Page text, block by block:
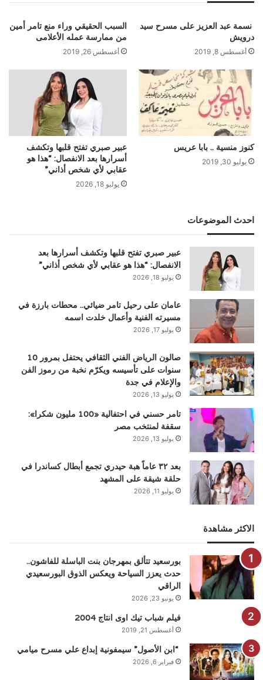
نسمة عبد العزيز على مسرح سيد
درويش
أغسطس 8, 2019
السبب الحقيقي وراء منع تامر أمين
من ممارسة عمله الأعلامى
أغسطس 26, 2019
كنوز منسية .. بابا عريس
يوليو 30, 2019
عبير صبري تفتح قلبها وتكشف
أسرارها بعد الانفصال: “هذا هو
عقابي لأي شخص أذاني”
يوليو 18, 2026
احدث الموضوعات
عبير صبري تفتح قلبها وتكشف أسرارها بعد
الانفصال: “هذا هو عقابي لأي شخص أذاني”
يوليو 18, 2026
عامان على رحيل تامر ضيائي.. محطات بارزة في
مسيرته الفنية وأعمال خلدت اسمه
يوليو 17, 2026
صالون الرياض الفني الثقافي يحتفل بمرور 10
سنوات على تأسيسه ويكرّم نخبة من رموز الفن
والإعلام في جدة
يوليو 13, 2026
تامر حسني في احتفالية «100 مليون شكرا»:
سقفة لمنتخب مصر
يوليو 13, 2026
بعد ٣٢ عاماً هبة حيدري تجمع أبطال كساندرا في
حلقة شيقة على المشهد
يوليو 11, 2026
الاكثر مشاهدة
بورسعيد تتألق بمهرجان بنت الباسلة للفاشون..
حدث يعزز السياحة ويعكس الذوق البورسعيدي
الراقي
يونيو 23, 2026
فيلم شباب تيك اوى انتاج 2004
أغسطس 21, 2019
“ابن الأصول” سيمفونية إبداع علي مسرح ميامي
فبراير 6, 2026